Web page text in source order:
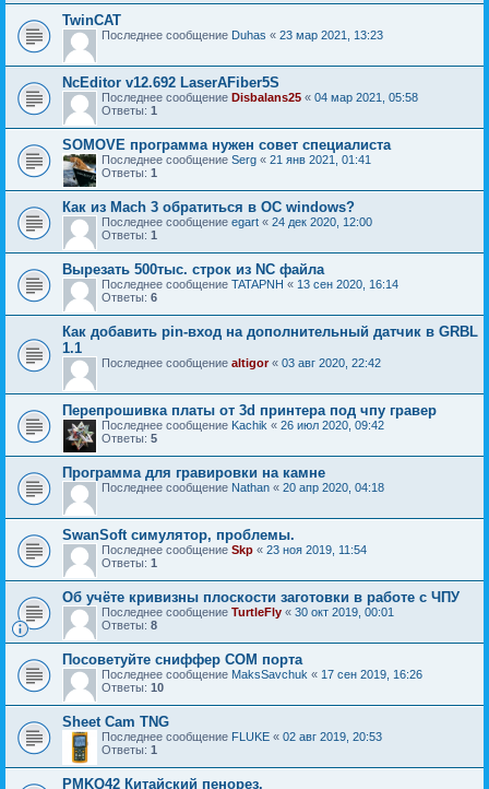
TwinCAT
Последнее сообщение Duhas « 23 мар 2021, 13:23
NcEditor v12.692 LaserAFiber5S
Последнее сообщение Disbalans25 « 04 мар 2021, 05:58
Ответы: 1
SOMOVE программа нужен совет специалиста
Последнее сообщение Serg « 21 янв 2021, 01:41
Ответы: 1
Как из Mach 3 обратиться в ОС windows?
Последнее сообщение egart « 24 дек 2020, 12:00
Ответы: 1
Вырезать 500тыс. строк из NC файла
Последнее сообщение TATAPNH « 13 сен 2020, 16:14
Ответы: 6
Как добавить pin-вход на дополнительный датчик в GRBL
1.1
Последнее сообщение altigor« 03 авг 2020, 22:42
Перепрошивка платы от 3d принтера под чпу гравер
Последнее сообщение Kachik « 26 июл 2020, 09:42
Ответы: 5
Программа для гравировки на камне
Последнее сообщение Nathan « 20 апр 2020, 04:18
SwanSoft симулятор, проблемы.
Последнее сообщение Skp « 23 ноя 2019, 11:54
Ответы: 1
Об учёте кривизны плоскости заготовки в работе с ЧПУ
Последнее сообщение TurtleFly « 30 окт 2019, 00:01
Ответы: 8
Посоветуйте сниффер СОМ порта
Последнее сообщение MaksSavchuk « 17 сен 2019, 16:26
Ответы: 10
Sheet Cam TNG
Последнее сообщение FLUKE « 02 авг 2019, 20:53
Ответы: 1
PMKQ42 Китайский пенорез.